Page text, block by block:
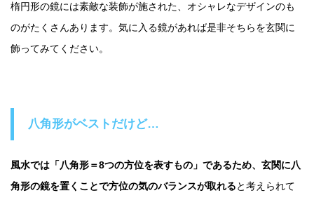
楕円形の鏡には素敵な装飾が施された、オシャレなデザインのも
のがたくさんあります。気に入る鏡があれば是非そちらを玄関に
飾ってみてください。
八角形がベストだけど…
風水では「八角形＝8つの方位を表すもの」であるため、玄関に八
角形の鏡を置くことで方位の気のバランスが取れると考えられて